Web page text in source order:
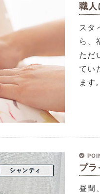
職人
スタ
ら、
ただ
てい
ます。
プラ
昼間